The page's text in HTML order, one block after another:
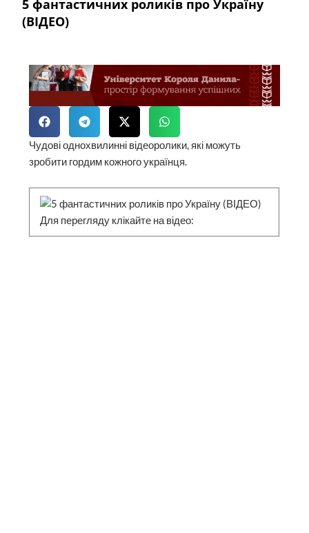
5 фантастичних роликів про Україну
(ВІДЕО)
Чудові однохвилинні відеоролики, які можуть
зробити гордим кожного українця.
Для перегляду клікайте на відео: